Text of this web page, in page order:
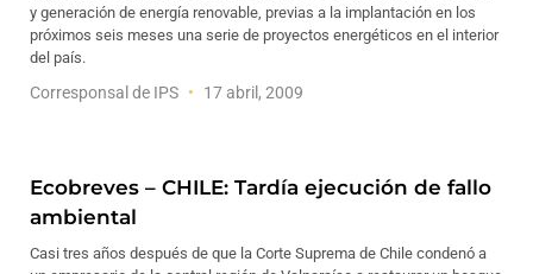
y generación de energía renovable, previas a la implantación en los
próximos seis meses una serie de proyectos energéticos en el interior
del país.
Corresponsal de IPS 17 abril, 2009
Ecobreves – CHILE: Tardía ejecución de fallo
ambiental
Casi tres años después de que la Corte Suprema de Chile condenó a